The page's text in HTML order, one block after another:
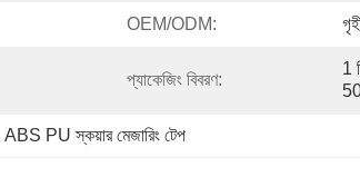
OEM/ODM:
প্যাকেজিং বিবরণ:
1
ABS PU স্কয়ার মেজারিং টেপ